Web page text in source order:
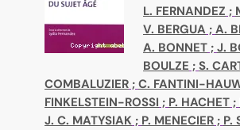
L. FERNANDEZ ;
V. BERGUA ; A.
A. BONNET ; J.
BOULZE ; S.
COMBALUZIER ; C. FANTINI-
FINKELSTEIN-ROSSI ; P. HACHET ;
J. C. MATYSIAK ; P. MENECIER ; P.